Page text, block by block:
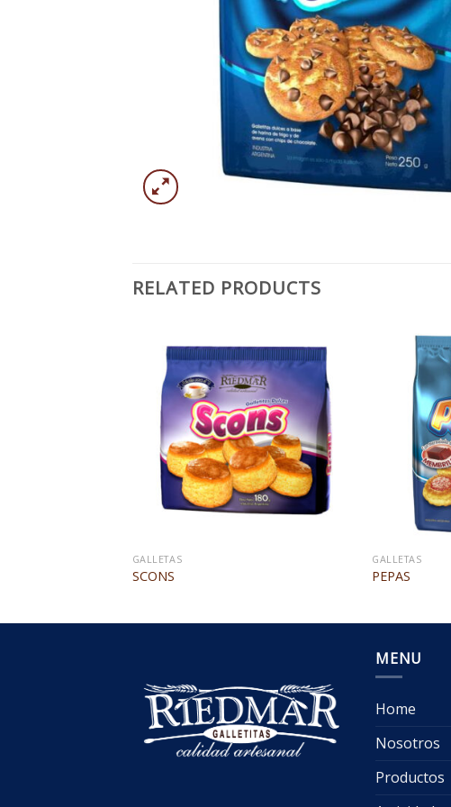
RELATED PRODUCTS
GALLETAS
SCONS
GALLETAS
PEPAS
MENU
Home
Nosotros
Productos